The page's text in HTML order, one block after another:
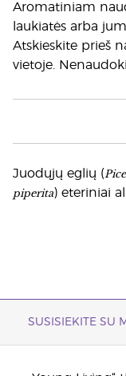
Aromatiniam
laukiatės arba
Atskieskite prieš
vietoje.
Juodųjų eglių (
piperita) eteriniai
SUSISIEKITE SU